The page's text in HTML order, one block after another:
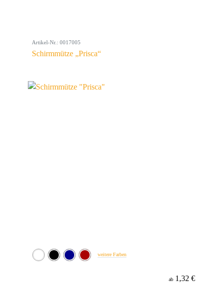
Artikel-Nr.: 0017005
Schirmmütze „Prisca“
weitere Farben
ab 1,32 €